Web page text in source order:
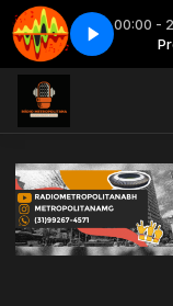
00:00 -
- Parte 1